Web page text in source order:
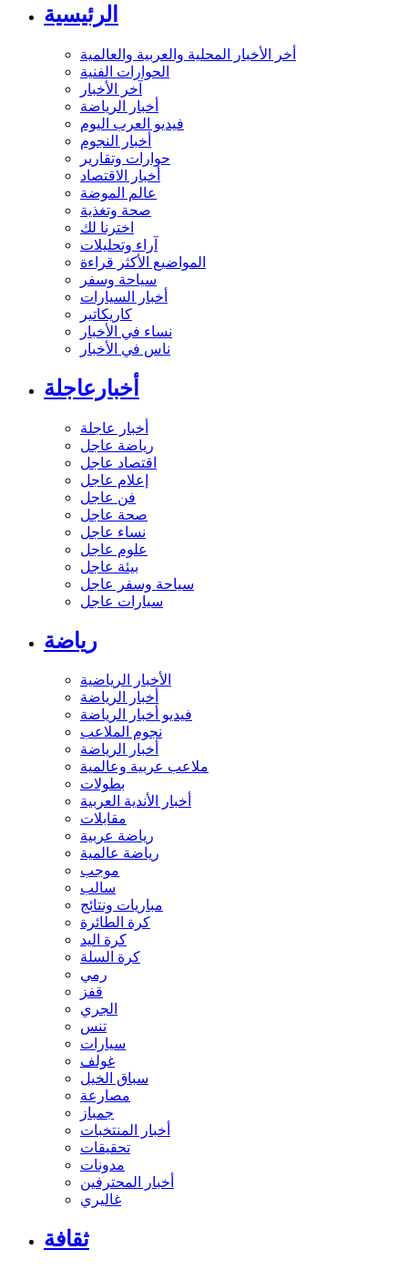
الرئيسية
أخر الأخبار المحلية والعربية والعالمية
الحوارات الفنية
آخر الأخبار
أخبار الرياضة
فيديو العرب اليوم
أخبار النجوم
حوارات وتقارير
أخبار الاقتصاد
عالم الموضة
صحة وتغذية
اخترنا لك
آراء وتحليلات
المواضيع الأكثر قراءة
سياحة وسفر
أخبار السيارات
كاريكاتير
نساء في الأخبار
ناس في الأخبار
أخبارعاجلة
أخبار عاجلة
رياضة عاجل
اقتصاد عاجل
إعلام عاجل
فن عاجل
صحة عاجل
نساء عاجل
علوم عاجل
بيئة عاجل
سياحة وسفر عاجل
سيارات عاجل
رياضة
الأخبار الرياضية
أخبار الرياضة
فيديو أخبار الرياضة
نجوم الملاعب
أخبار الرياضة
ملاعب عربية وعالمية
بطولات
أخبار الأندية العربية
مقابلات
رياضة عربية
رياضة عالمية
موجب
سالب
مباريات ونتائج
كرة الطائرة
كرة اليد
كرة السلة
رمي
قفز
الجري
تنس
سيارات
غولف
سباق الخيل
مصارعة
جمباز
أخبار المنتخبات
تحقيقات
مدونات
أخبار المحترفين
غاليري
ثقافة